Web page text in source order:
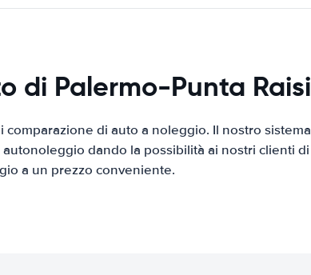
di Palermo-Punta Raisi
di auto a noleggio. Il nostro sistema
dando la possibilità ai nostri clienti di
a un prezzo conveniente.